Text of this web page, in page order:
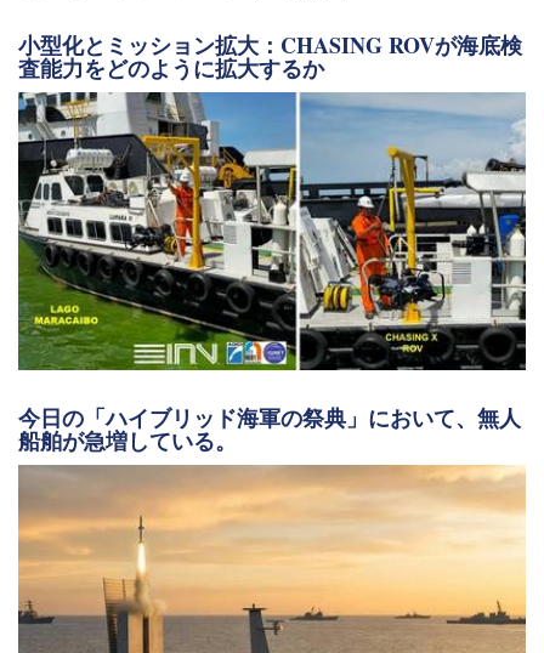
小型化とミッション拡大：CHASING ROVが海底検
査能力をどのように拡大するか
今日の「ハイブリッド海軍の祭典」において、無人
船舶が急増している。